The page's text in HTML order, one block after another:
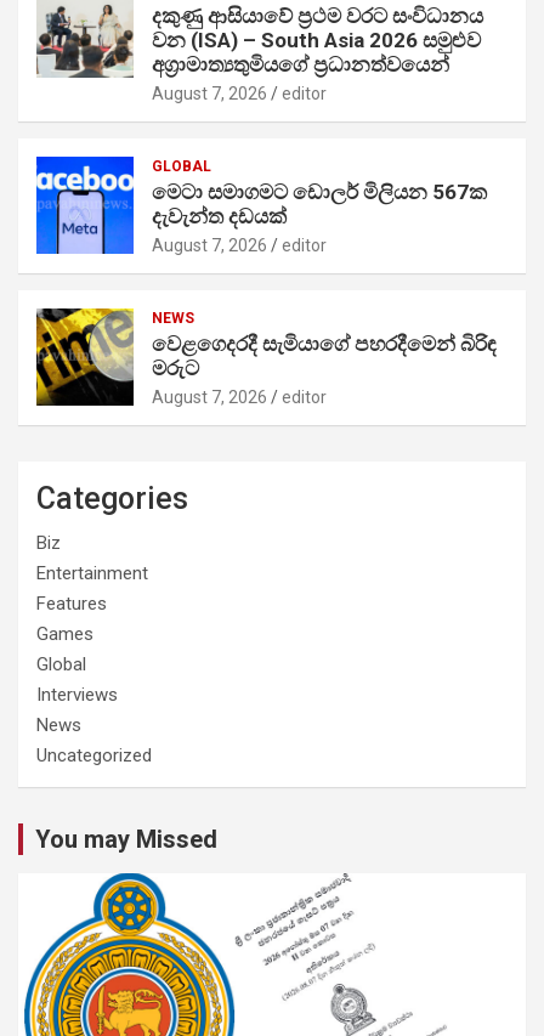
දකුණු ආසියාවේ ප්‍රථම වරට සංවිධානය
වන (ISA) – South Asia 2026 සමුළුව
අග්‍රාමාත්‍යතුමියගේ ප්‍රධානත්වයෙන්
August 7, 2026 editor
GLOBAL
මෙටා සමාගමට ඩොලර් මිලියන 567ක
දැවැන්ත දඩයක්
August 7, 2026 editor
NEWS
වෙළගෙදරදී සැමියාගේ පහරදීමෙන් බිරිඳ
මරුට
August 7, 2026 editor
Categories
Biz
Entertainment
Features
Games
Global
Interviews
News
Uncategorized
You may Missed